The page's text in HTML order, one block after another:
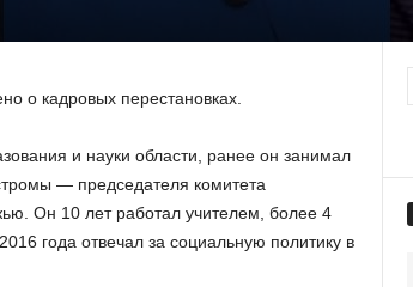
о кадровых перестановках.
и науки области, ранее он занимал
— председателя комитета
Он 10 лет работал учителем, более 4
года отвечал за социальную политику в